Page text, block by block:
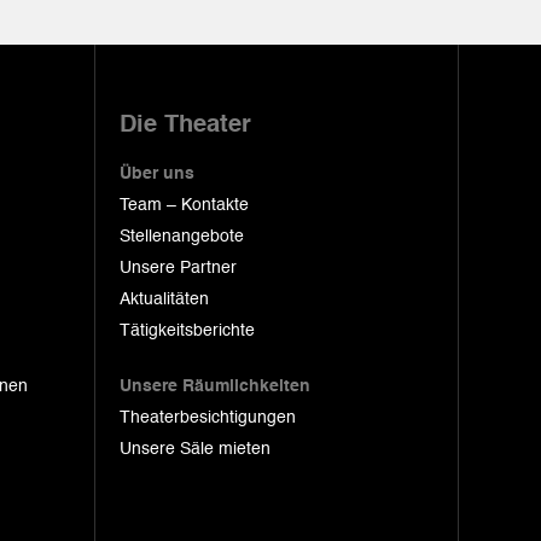
Die Theater
Über uns
Team – Kontakte
Stellenangebote
Unsere Partner
Aktualitäten
Tätigkeitsberichte
Unsere Räumlichkeiten
Theaterbesichtigungen
Unsere Säle mieten